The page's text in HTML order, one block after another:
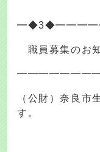
職員募集のお
（公財）奈良市
す。